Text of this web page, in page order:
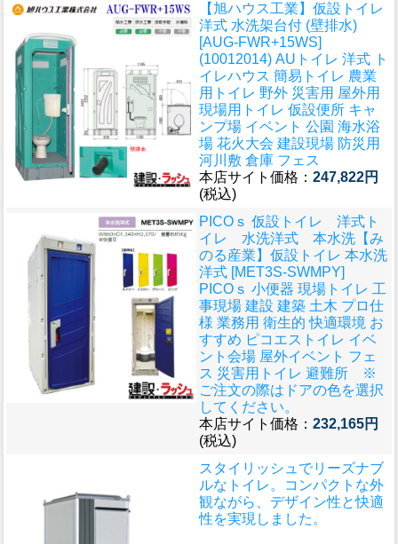
【旭ハウス工業】仮設トイレ
洋式 水洗架台付 (壁排水)
[AUG-FWR+15WS]
(10012014) AUトイレ 洋式 ト
イレハウス 簡易トイレ 農業
用トイレ 野外 災害用 屋外用
現場用トイレ 仮設便所 キャ
ンプ場 イベント 公園 海水浴
場 花火大会 建設現場 防災用
河川敷 倉庫 フェス
本店サイト価格： 247,822円
(税込)
PICOｓ 仮設トイレ 洋式ト
イレ 水洗洋式 本水洗 【み
のる産業】仮設トイレ 本水洗
洋式 [MET3S-SWMPY]
PICOｓ 小便器 現場トイレ 工
事現場 建設 建築 土木 プロ仕
様 業務用 衛生的 快適環境 お
すすめ ピコエストイレ イベ
ント会場 屋外イベント フェ
ス 災害用トイレ 避難所 ※
ご注文の際はドアの色を選択
してください。
本店サイト価格： 232,165円
(税込)
スタイリッシュでリーズナブ
ルなトイレ。コンパクトな外
観ながら、デザイン性と快適
性を実現しました。